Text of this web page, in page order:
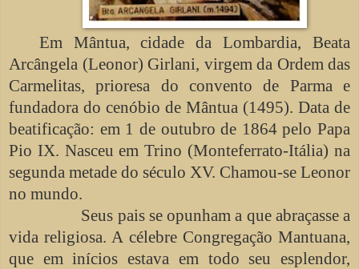
Em Mântua, cidade da Lombardia, Beata
Arcângela (Leonor) Girlani, virgem da Ordem das
Carmelitas, prioresa do convento de Parma e
fundadora do cenóbio de Mântua (1495). Data de
beatificação: em 1 de outubro de 1864 pelo Papa
Pio IX. Nasceu em Trino (Monteferrato-Itália) na
segunda metade do século XV. Chamou-se Leonor
no mundo.
Seus pais se opunham a que abraçasse a
vida religiosa. A célebre Congregação Mantuana,
que em inícios estava em todo seu esplendor,